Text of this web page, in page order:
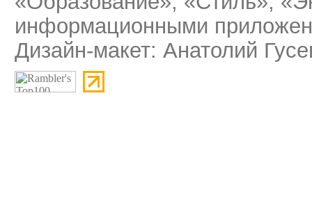
информационными
Дизайн-макет: Анатолий